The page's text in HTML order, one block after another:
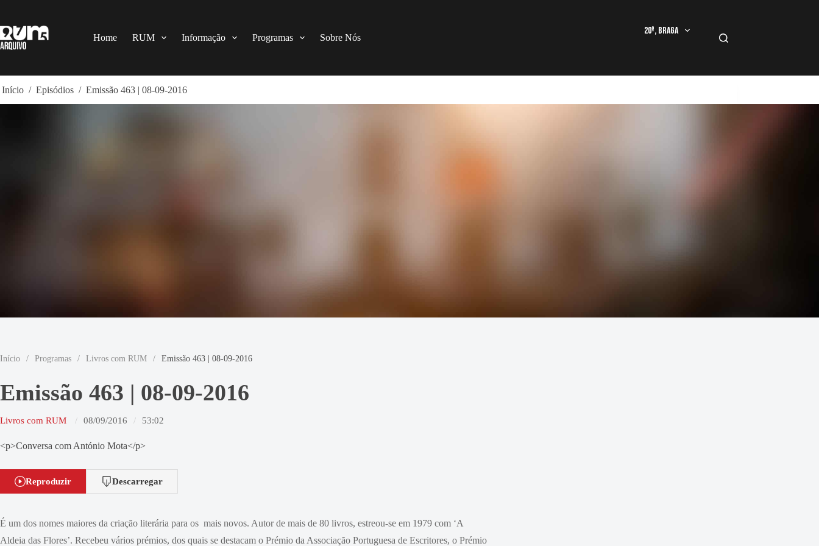
o
conteúdo
Home RUM Informação Programas Sobre Nós
20º, Braga
Início / Episódios / Emissão 463 | 08-09-2016
Início / Programas / Livros com RUM / Emissão 463 | 08-09-2016
Emissão 463 | 08-09-2016
Livros com RUM 08/09/2016 53:02
<p>Conversa com António Mota</p>
Reproduzir Descarregar
É um dos nomes maiores da criação literária para os mais novos. Autor de mais de 80 livros, estreou-se em 1979 com ‘A
Aldeia das Flores’. Recebeu vários prémios, dos quais se destacam o Prémio da Associação Portuguesa de Escritores, o Prémio